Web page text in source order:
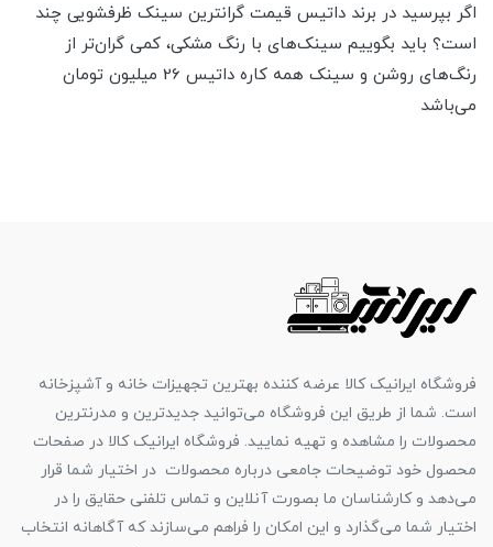
اگر بپرسید در برند داتیس قیمت گرانترین سینک ظرفشویی چند
است؟ باید بگوییم سینک‌های با رنگ مشکی، کمی گران‌تر از
رنگ‌های روشن و سینک همه کاره داتیس 26 میلیون تومان
می‌باشد
فروشگاه ایرانیک کالا عرضه کننده بهترین تجهیزات خانه و آشپزخانه
است. شما از طریق این فروشگاه می‌توانید جدیدترین و مدرنترین
محصولات را مشاهده و تهیه نمایید. فروشگاه ایرانیک کالا در صفحات
محصول خود توضیحات جامعی درباره محصولات در اختیار شما قرار
می‌دهد و کارشناسان ما بصورت آنلاین و تماس تلفنی حقایق را در
اختیار شما می‌گذارد و این امکان را فراهم می‌سازند که آگاهانه انتخاب